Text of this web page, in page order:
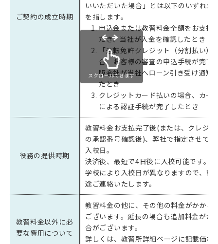
ご契約の成立時期
いいただいた場合」とは以下のいずれか
を指します。
申込金または教習料金全額をお支払
だき、当社が入金を確認したとき
「運転免許クレジット（分割払い）
合、お客様の審査の申込手続が完了
販会社が当社へローン引き受け通知
たとき
クレジットカード払いの場合、カー
による認証手続が完了したとき
役務の提供時期
教習料金お支払完了後(または、クレジ
の承認番号確認後)、弊社で指定させて
入校日。
決済後、最短で4日後に入校可能です。
学校により入校日が異なりますので、詳
途ご連絡いたします。
教習料金以外に必
要な費用について
教習料金の他に、その他の料金がかかる
ございます。延長の場合も追加料金がか
合がございます。
詳しくは、教習所詳細ページに記載価格
スクロールできます